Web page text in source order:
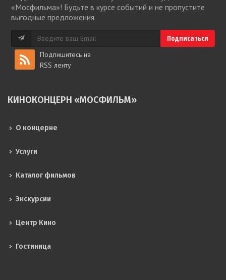
«Мосфильма»! Будьте в курсе событий и не пропустите
выгодные предложения.
Подпишитесь на
RSS ленту
КИНОКОНЦЕРН «МОСФИЛЬМ»
О концерне
Услуги
Каталог фильмов
Экскурсии
Центр Кино
Гостиница